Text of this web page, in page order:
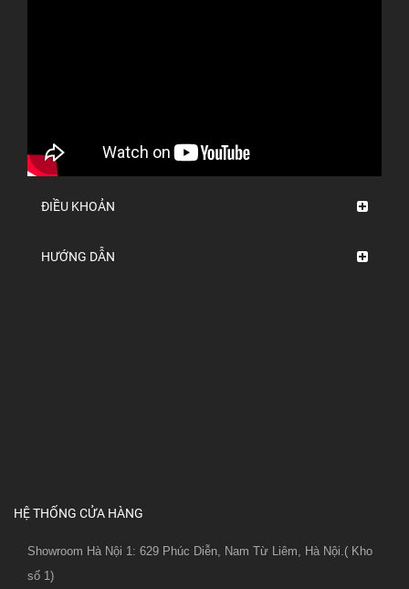
ĐIỀU KHOẢN
HƯỚNG DẪN
HỆ THỐNG CỬA HÀNG
Showroom Hà Nội 1: 629 Phúc Diễn, Nam Từ Liêm, Hà Nội.( Kho
số 1)